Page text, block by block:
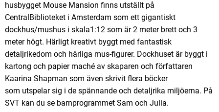
husbygget Mouse Mansion finns utställt på
CentralBiblioteket i Amsterdam som ett gigantiskt
dockhus/mushus i skala1:12 som är 2 meter brett och 3
meter högt. Härligt kreativt byggt med fantastisk
detaljrikedom och härliga mus-figurer. Dockhuset är byggt i
kartong och papier maché av skaparen och författaren
Kaarina Shapman som även skrivit flera böcker
som utspelar sig i de spännande och detaljrika miljöerna. På
SVT kan du se barnprogrammet Sam och Julia.